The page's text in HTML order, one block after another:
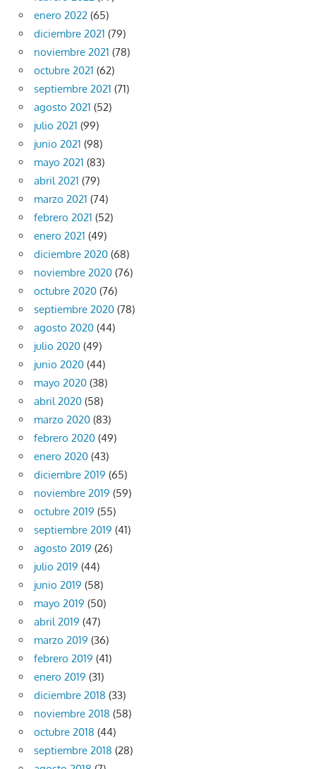
enero 2022 (65)
diciembre 2021 (79)
noviembre 2021 (78)
octubre 2021 (62)
septiembre 2021 (71)
agosto 2021 (52)
julio 2021 (99)
junio 2021 (98)
mayo 2021 (83)
abril 2021 (79)
marzo 2021 (74)
febrero 2021 (52)
enero 2021 (49)
diciembre 2020 (68)
noviembre 2020 (76)
octubre 2020 (76)
septiembre 2020 (78)
agosto 2020 (44)
julio 2020 (49)
junio 2020 (44)
mayo 2020 (38)
abril 2020 (58)
marzo 2020 (83)
febrero 2020 (49)
enero 2020 (43)
diciembre 2019 (65)
noviembre 2019 (59)
octubre 2019 (55)
septiembre 2019 (41)
agosto 2019 (26)
julio 2019 (44)
junio 2019 (58)
mayo 2019 (50)
abril 2019 (47)
marzo 2019 (36)
febrero 2019 (41)
enero 2019 (31)
diciembre 2018 (33)
noviembre 2018 (58)
octubre 2018 (44)
septiembre 2018 (28)